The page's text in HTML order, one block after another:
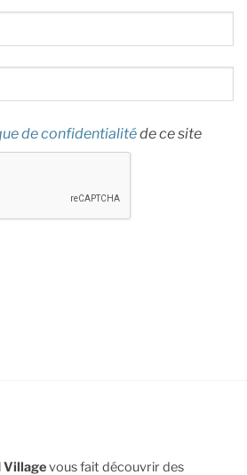
de confidentialitéde ce site
Villagevous fait découvrir des